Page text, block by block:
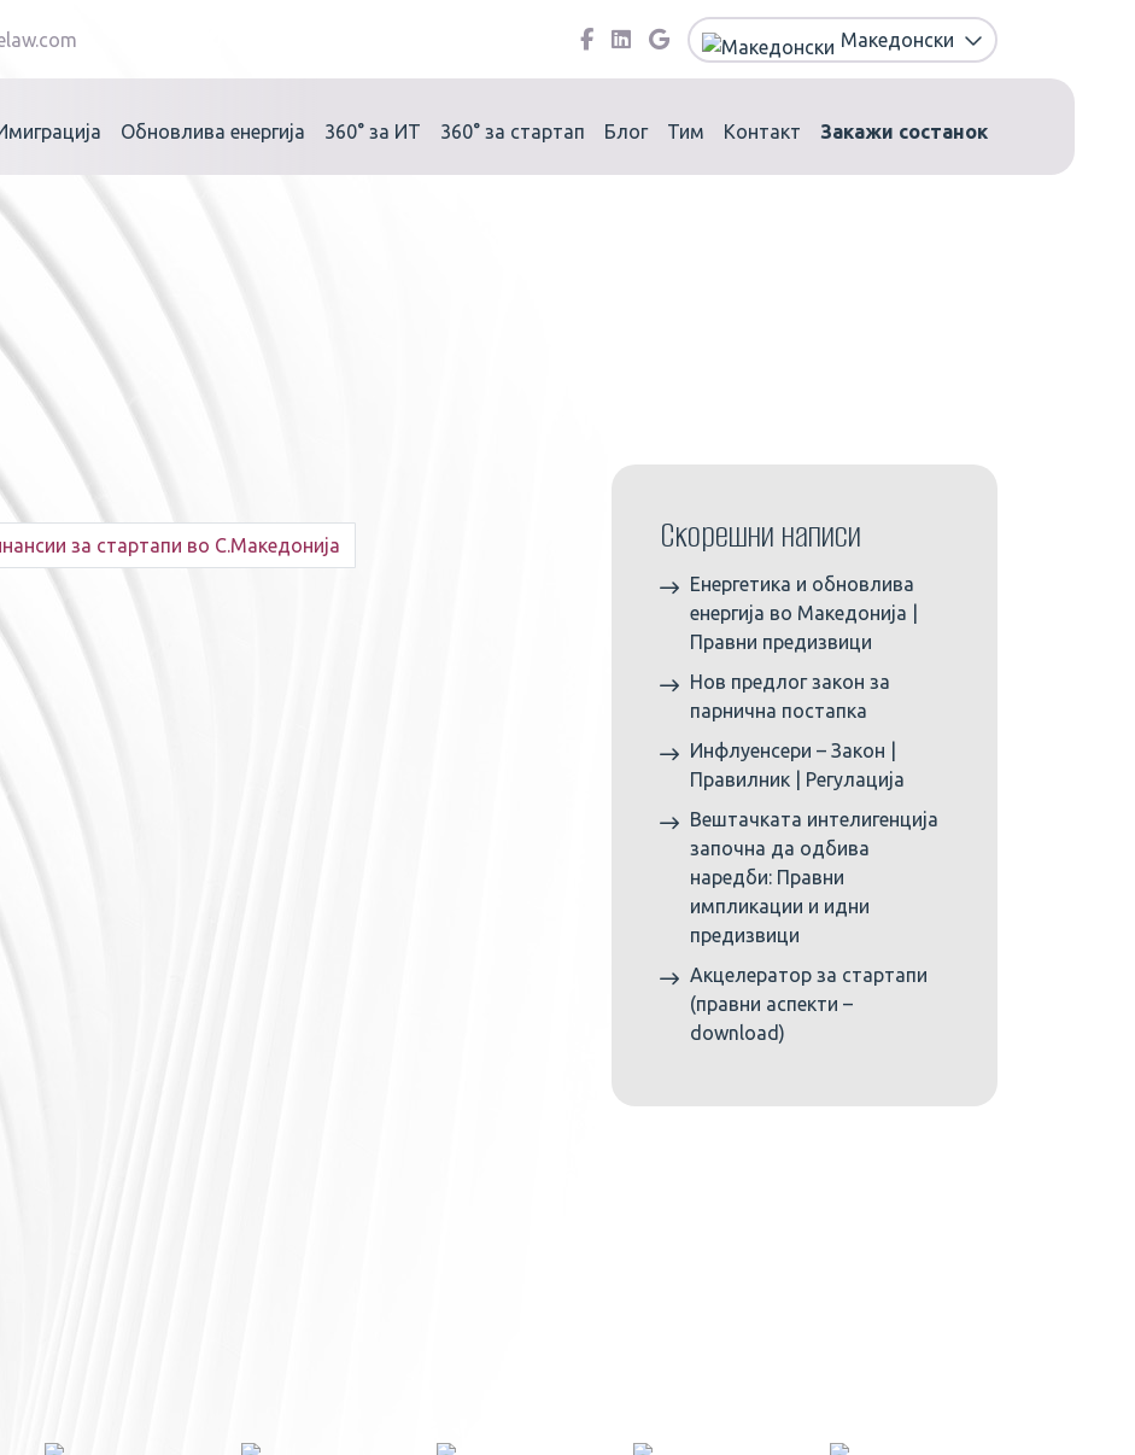
Македонски
Обновлива енергија 360° за ИТ 360° за стартап Блог Тим Контакт Закажи состанок
за стартапи во С.Македонија Скорешни написи
Енергетика и обновлива
енергија во Македонија |
Правни предизвици
Нов предлог закон за
парнична постапка
Инфлуенсери – Закон |
Правилник | Регулација
Вештачката интелигенција
започна да одбива
наредби: Правни
импликации и идни
предизвици
Акцелератор за стартапи
(правни аспекти –
download)